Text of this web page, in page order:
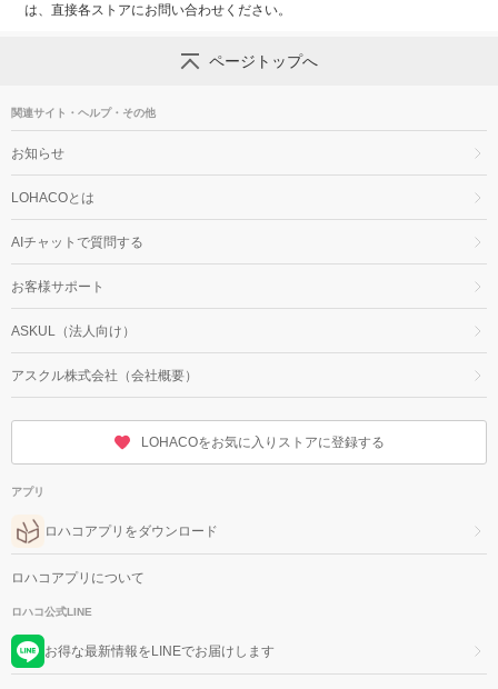
は、直接各ストアにお問い合わせください。
ページトップへ
関連サイト・ヘルプ・その他
お知らせ
LOHACOとは
AIチャットで質問する
お客様サポート
ASKUL（法人向け）
アスクル株式会社（会社概要）
LOHACOをお気に入りストアに登録する
アプリ
ロハコアプリをダウンロード
ロハコアプリについて
ロハコ公式LINE
お得な最新情報をLINEでお届けします